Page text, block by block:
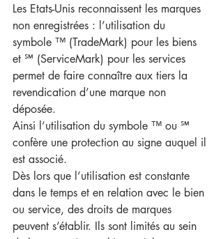
Les Etats-Unis reconnaissent les marques
non enregistrées : l’utilisation du
symbole ™ (TradeMark) pour les biens
et ℠ (ServiceMark) pour les services
permet de faire connaître aux tiers la
revendication d’une marque non
déposée.
Ainsi l’utilisation du symbole ™ ou ℠
confère une protection au signe auquel il
est associé.
Dès lors que l’utilisation est constante
dans le temps et en relation avec le bien
ou service, des droits de marques
peuvent s’établir. Ils sont limités au sein